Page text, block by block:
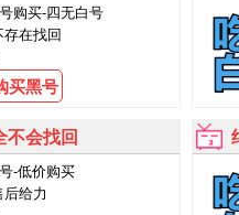
购买-四无白号
在找回
买黑号
不会找回
-低价购买
给力